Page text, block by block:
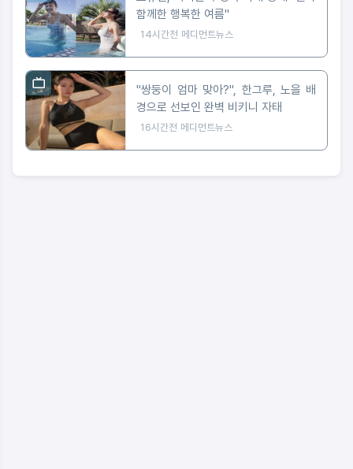
함께한 행복한 여름"
14시간전 메디먼트뉴스
"쌍둥이 엄마 맞아?", 한그루, 노을 배
경으로 선보인 완벽 비키니 자태
16시간전 메디먼트뉴스